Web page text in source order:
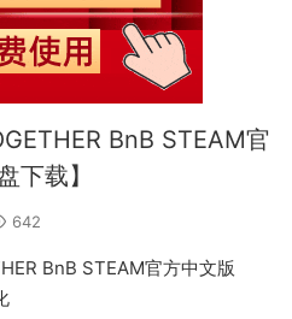
BnB STEAM官
下载】
642